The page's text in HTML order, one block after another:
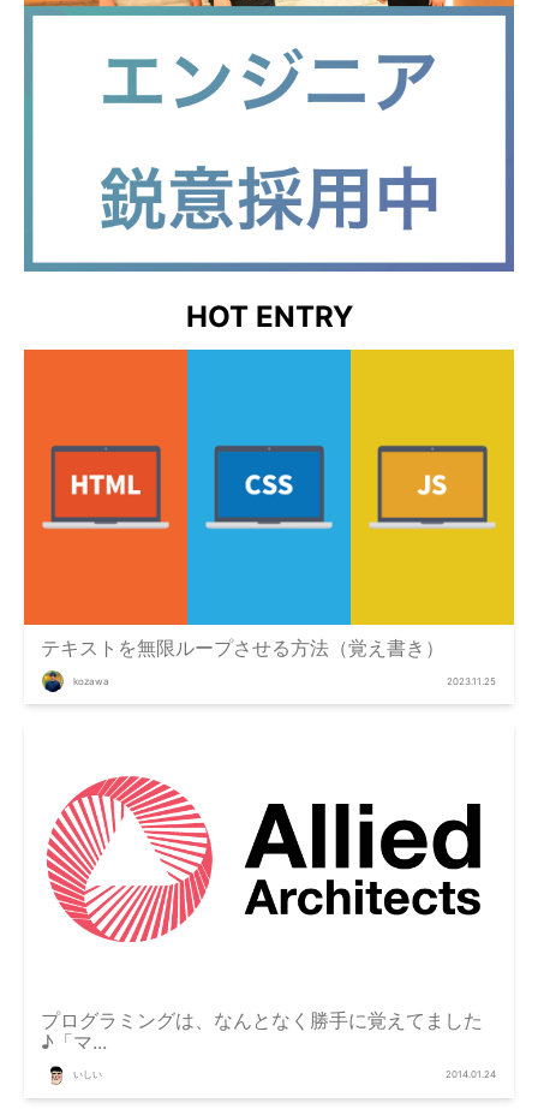
HOT ENTRY
テキストを無限ループさせる方法（覚え書き）
kozawa 2023.11.25
プログラミングは、なんとなく勝手に覚えてました
♪「マ...
いしい 2014.01.24